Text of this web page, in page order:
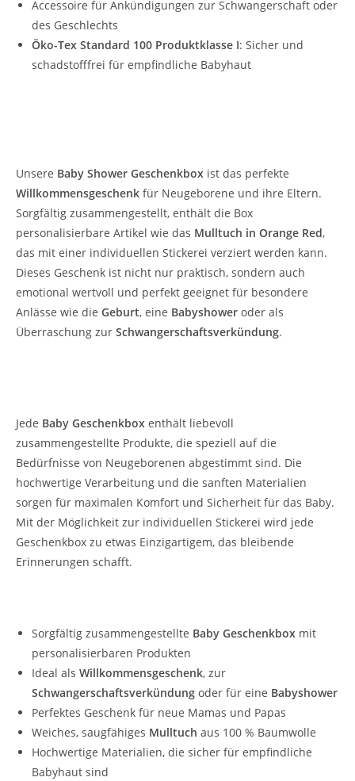
Accessoire für Ankündigungen zur Schwangerschaft oder
des Geschlechts
Öko-Tex Standard 100 Produktklasse I: Sicher und
schadstofffrei für empfindliche Babyhaut
Unsere Baby Shower Geschenkbox ist das perfekte
Willkommensgeschenk für Neugeborene und ihre Eltern.
Sorgfältig zusammengestellt, enthält die Box
personalisierbare Artikel wie das Mulltuch in Orange Red,
das mit einer individuellen Stickerei verziert werden kann.
Dieses Geschenk ist nicht nur praktisch, sondern auch
emotional wertvoll und perfekt geeignet für besondere
Anlässe wie die Geburt, eine Babyshower oder als
Überraschung zur Schwangerschaftsverkündung.
Jede Baby Geschenkbox enthält liebevoll
zusammengestellte Produkte, die speziell auf die
Bedürfnisse von Neugeborenen abgestimmt sind. Die
hochwertige Verarbeitung und die sanften Materialien
sorgen für maximalen Komfort und Sicherheit für das Baby.
Mit der Möglichkeit zur individuellen Stickerei wird jede
Geschenkbox zu etwas Einzigartigem, das bleibende
Erinnerungen schafft.
Sorgfältig zusammengestellte Baby Geschenkbox mit
personalisierbaren Produkten
Ideal als Willkommensgeschenk, zur
Schwangerschaftsverkündung oder für eine Babyshower
Perfektes Geschenk für neue Mamas und Papas
Weiches, saugfähiges Mulltuch aus 100 % Baumwolle
Hochwertige Materialien, die sicher für empfindliche
Babyhaut sind